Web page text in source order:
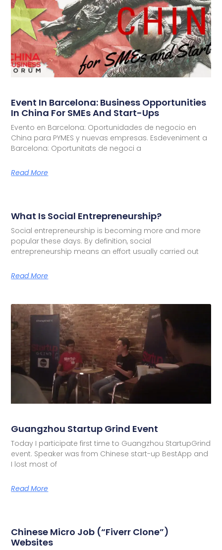
Event In Barcelona: Business Opportunities
In China For SMEs And Start-Ups
Evento en Barcelona: Oportunidades de negocio en
China para PYMES y nuevas empresas. Esdeveniment a
Barcelona: Oportunitats de negoci a
Read More
What Is Social Entrepreneurship?
Social entrepreneurship is becoming more and more
popular these days. By definition, social
entrepreneurship means an effort usually carried out
Read More
Guangzhou Startup Grind Event
Today I participate first time to Guangzhou StartupGrind
event. Speaker was from Chinese start-up BestApp and
I lost most of
Read More
Chinese Micro Job (“Fiverr Clone”)
Websites